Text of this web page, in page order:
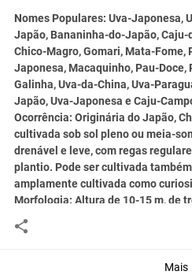
Nomes Populares: Uva-Japonesa,
Japão, Bananinha-do-Japão,
Chico-Magro, Gomari, Mata-Fome,
Japonesa, Macaquinho, Pau-
Galinha, Uva-da-China, Uva-
Japão, Uva-Japonesa e Caju-
Ocorrência: Originária do Japão,
cultivada sob sol pleno ou meia-
drenável e leve, com regas
plantio. Pode ser cultivada
amplamente cultivada como
Morfologia: Altura de 10-15 m, de
parda. Ramagem longa, formando
Inflorescências em panículas
intumescem e tornam-se
Mais